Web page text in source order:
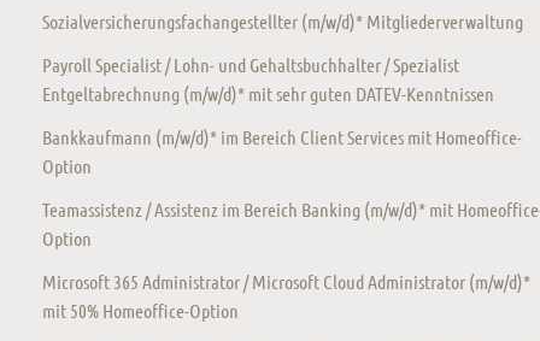
Sozialversicherungsfachangestellter (m/w/d)* Mitgliederverwaltung
Payroll Specialist / Lohn- und Gehaltsbuchhalter / Spezialist
Entgeltabrechnung (m/w/d)* mit sehr guten DATEV-Kenntnissen
Bankkaufmann (m/w/d)* im Bereich Client Services mit Homeoffice-
Option
Teamassistenz / Assistenz im Bereich Banking (m/w/d)* mit
Option
Microsoft 365 Administrator / Microsoft Cloud Administrator (m/w/d)*
mit 50% Homeoffice-Option